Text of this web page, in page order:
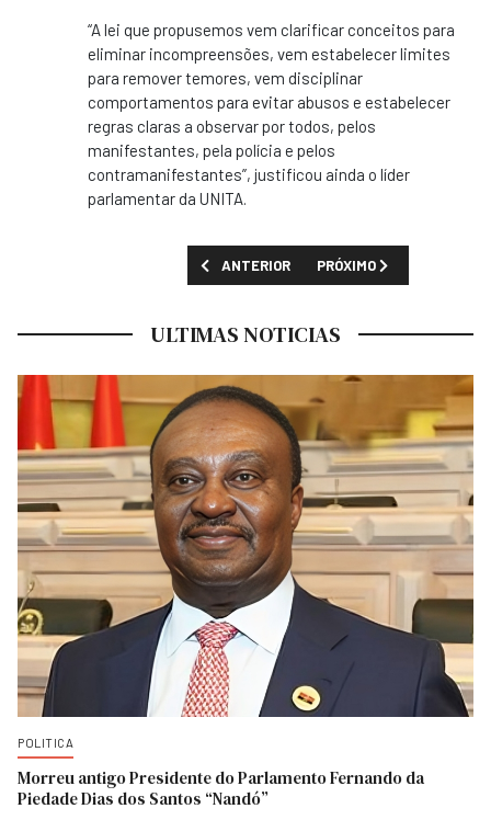
“A lei que propusemos vem clarificar conceitos para
eliminar incompreensões, vem estabelecer limites
para remover temores, vem disciplinar
comportamentos para evitar abusos e estabelecer
regras claras a observar por todos, pelos
manifestantes, pela polícia e pelos
contramanifestantes”, justificou ainda o líder
parlamentar da UNITA.
ARTIGO ANTERIOR: PGR ANUNCIA
ANTERIOR PRÓXIMO ARTIGO: UNITA
PRÓXIMO
ULTIMAS NOTICIAS
POLITICA
Morreu antigo Presidente do Parlamento Fernando da
Piedade Dias dos Santos “Nandó”